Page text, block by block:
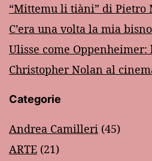
“Mittemu li tiàni” di Pietro
C’era una volta la mia
Ulisse come Oppenheimer:
Christopher Nolan al
Categorie
Andrea Camilleri (45)
ARTE (21)